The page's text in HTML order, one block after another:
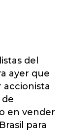
del
ayer que
accionista
de
en vender
para